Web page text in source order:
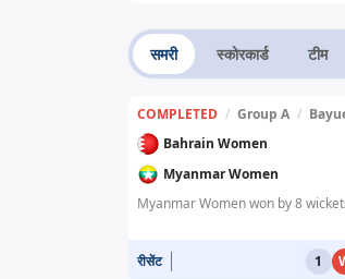
समरी स्कोरकार्ड टीम
COMPLETED / Group A /
Bahrain Women
Myanmar Women
Myanmar Women won by 8
रीसेंट 1